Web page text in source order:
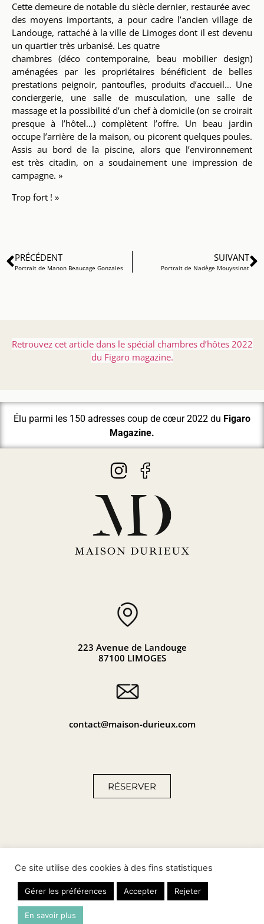
Cette demeure de notable du siècle dernier, restaurée avec
des moyens importants, a pour cadre l’ancien village de
Landouge, rattaché à la ville de Limoges dont il est devenu
un quartier très urbanisé. Les quatre
chambres (décocontemporaine, beau mobilier design)
aménagées par les propriétaires bénéficient de belles
prestations peignoir, pantoufles, produits d’accueil… Une
conciergerie, une salle de musculation, une salle de
massageet la possibilité d’un chef à domicile (on se croirait
presque à l’hôtel…) complètent l’offre. Un beau jardin
occupe l’arrière de la maison, ou picorent quelques poules.
Assis au bord de la piscine, alors que l’environnement
esttrès citadin, on a soudainement une impression de
campagne. »
Trop fort ! »
PRÉCÉDENT
Portrait de Manon Beaucage Gonzales
SUIVANT
Portrait de Nadège Mouyssinat
Retrouvez cet article dans le spécial chambres d’hôtes 2022
du Figaro magazine.
Élu parmi les 150 adresses coup de cœur 2022 du Figaro
Magazine.
223 Avenue de Landouge
87100 LIMOGES
contact@maison-durieux.com
RÉSERVER
légales–Politique deconfidentialité–Politique de
cookies–Plan du site–Conditions générales de vente
Conception :Shebam
Ce site utilise des cookies à des fins statistiques
Gérer les préférences Accepter Rejeter
En savoir plus